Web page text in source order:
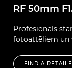
RF 50mm
Profesionāls
fotoattēliem un
FIND A